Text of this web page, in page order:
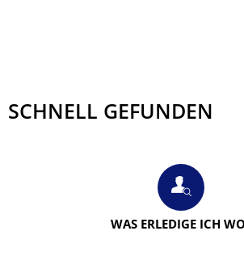
Startseite
SCHNELL GEFUNDEN
WAS ERLEDIGE ICH